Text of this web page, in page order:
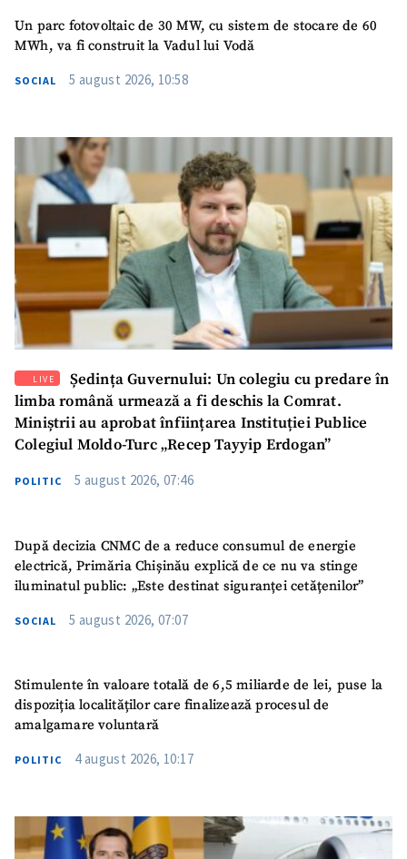
Un parc fotovoltaic de 30 MW, cu sistem de stocare de 60
MWh, va fi construit la Vadul lui Vodă
SOCIAL 5 august 2026, 10:58
LIVE
Ședința Guvernului: Un colegiu cu predare în
limba română urmează a fi deschis la Comrat.
Miniștrii au aprobat înființarea Instituției Publice
Colegiul Moldo-Turc „Recep Tayyip Erdogan”
POLITIC 5 august 2026, 07:46
După decizia CNMC de a reduce consumul de energie
electrică, Primăria Chișinău explică de ce nu va stinge
iluminatul public: „Este destinat siguranței cetățenilor”
SOCIAL 5 august 2026, 07:07
Stimulente în valoare totală de 6,5 miliarde de lei, puse la
dispoziția localităților care finalizează procesul de
amalgamare voluntară
POLITIC 4 august 2026, 10:17